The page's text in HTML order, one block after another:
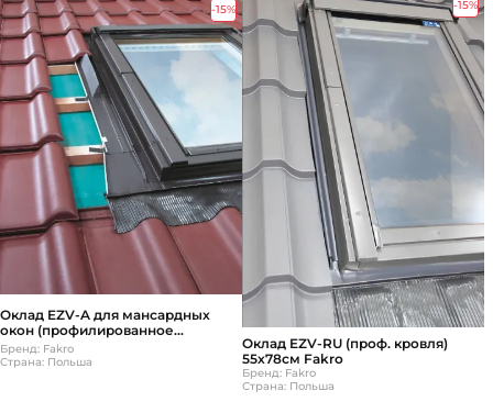
-15%
Оклад EZV-A для мансардных
окон (профилированное
кров.покрытие) 55*78 Fakro
(Факро)
Бренд: Fakro
Страна: Польша
-15%
Оклад EZV-RU (проф. кровля)
55х78см Fakro
Бренд: Fakro
Страна: Польша